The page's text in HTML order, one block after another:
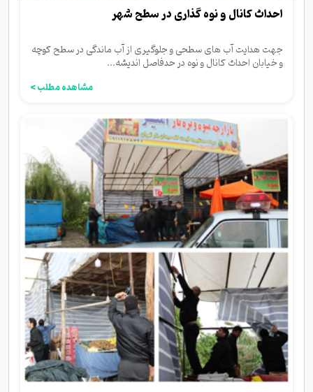
احداث کانال و نوه گذاری در سطح شهر
جهت هدایت آب های سطحی و جلوگیری از آب ماندگی در سطح کوچه
و خیابان احداث کانال و نوه در حدفاصل اندیشه...
مشاهده مطلب >